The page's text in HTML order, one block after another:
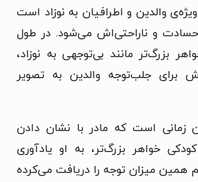
والدین و اطرافیان به نوزاد است
و ناراحتی‌اش می‌شود. در طول
بزرگ‌تر مانند بی‌توجهی به نوزاد،
برای جلب‌توجه والدین به تصویر
است که مادر با نشان دادن
خواهر بزرگ‌تر، به او یادآوری
همین میزان توجه را دریافت می‌کرده